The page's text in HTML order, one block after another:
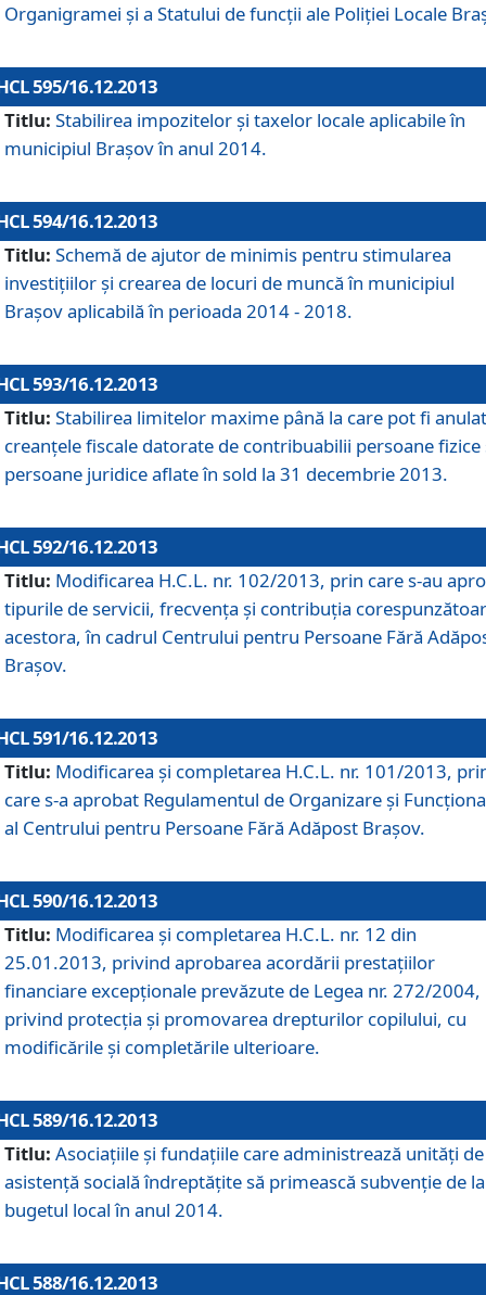
Organigramei şi a Statului de funcţii ale Poliţiei Locale
595/16.12.2013
Titlu: Stabilirea impozitelor şi taxelor locale aplicabile în
municipiul Braşov în anul 2014.
594/16.12.2013
Titlu: Schemă de ajutor de minimis pentru stimularea
investiţiilor şi crearea de locuri de muncă în municipiul
Braşov aplicabilă în perioada 2014 - 2018.
593/16.12.2013
Titlu: Stabilirea limitelor maxime până la care pot fi
creanţele fiscale datorate de contribuabilii persoane fizice
persoane juridice aflate în sold la 31 decembrie 2013.
592/16.12.2013
Titlu: Modificarea H.C.L. nr. 102/2013, prin care s-au
tipurile de servicii, frecvenţa şi contribuţia
acestora, în cadrul Centrului pentru Persoane Fără
Braşov.
591/16.12.2013
Titlu: Modificarea şi completarea H.C.L. nr. 101/2013,
care s-a aprobat Regulamentul de Organizare şi
al Centrului pentru Persoane Fără Adăpost Braşov.
590/16.12.2013
Titlu: Modificarea şi completarea H.C.L. nr. 12 din
25.01.2013, privind aprobarea acordării prestaţiilor
financiare excepţionale prevăzute de Legea nr. 272/2004,
privind protecţia şi promovarea drepturilor copilului, cu
modificările şi completările ulterioare.
589/16.12.2013
Titlu: Asociaţiile şi fundaţiile care administrează unităţi de
asistenţă socială îndreptăţite să primească subvenţie de la
bugetul local în anul 2014.
588/16.12.2013